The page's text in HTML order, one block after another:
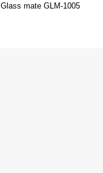
Glass mate GLM-1005